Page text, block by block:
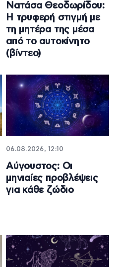
Νατάσα Θεοδωρίδου:
Η τρυφερή στιγμή με
τη μητέρα της μέσα
από το αυτοκίνητο
(βίντεο)
06.08.2026, 12:10
Αύγουστος: Οι
μηνιαίες προβλέψεις
για κάθε ζώδιο